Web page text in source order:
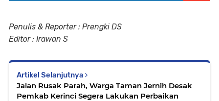
Penulis & Reporter : Prengki DS
Editor : Irawan S
Artikel Selanjutnya
Jalan Rusak Parah, Warga Taman Jernih Desak
Pemkab Kerinci Segera Lakukan Perbaikan